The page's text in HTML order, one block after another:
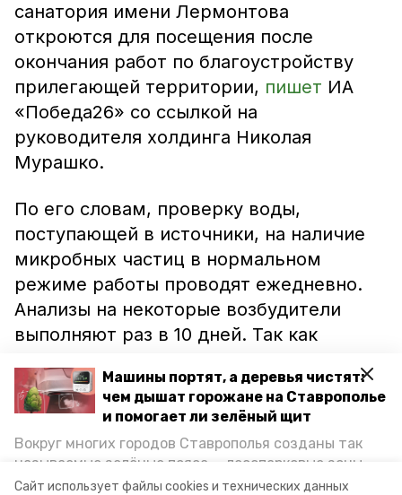
Сайт использует файлы cookies и технических данных
Машины портят, а деревья чистят:
чем дышат горожане на Ставрополье
и помогает ли зелёный щит
Вокруг многих городов Ставрополья созданы так
называемые зелёные пояса — лесопарковые зоны,
снижающие негативное воздействие выхлопных
санатория имени Лермонтова
откроются для посещения после
окончания работ по благоустройству
прилегающей территории, пишет ИА
«Победа26» со ссылкой на
руководителя холдинга Николая
Мурашко.
По его словам, проверку воды,
поступающей в источники, на наличие
микробных частиц в нормальном
режиме работы проводят ежедневно.
Анализы на некоторые возбудители
выполняют раз в 10 дней. Так как
эксплуатировались, требуются более
тщательные исследования. Сроки
проведения некоторых из них могут
достигать 14 дней.